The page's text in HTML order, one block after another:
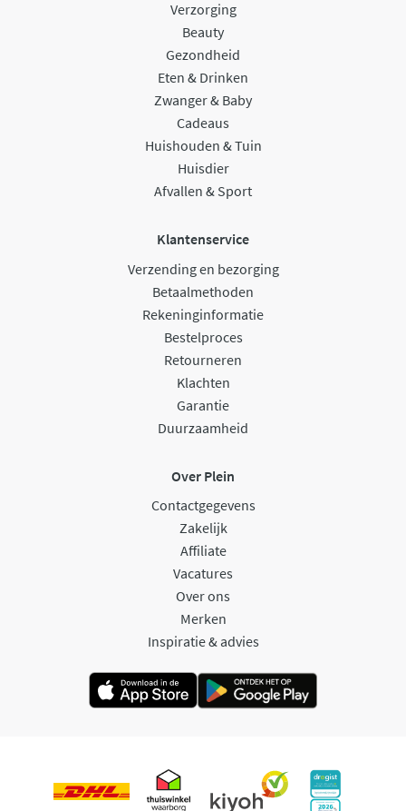
Verzorging
Beauty
Gezondheid
Eten & Drinken
Zwanger & Baby
Cadeaus
Huishouden & Tuin
Huisdier
Afvallen & Sport
Klantenservice
Verzending en bezorging
Betaalmethoden
Rekeninginformatie
Bestelproces
Retourneren
Klachten
Garantie
Duurzaamheid
Over Plein
Contactgegevens
Zakelijk
Affiliate
Vacatures
Over ons
Merken
Inspiratie & advies